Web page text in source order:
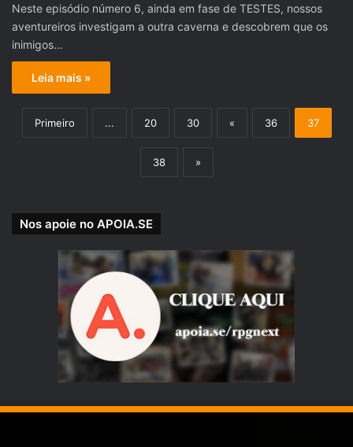
Neste episódio número 6, ainda em fase de TESTES, nossos
aventureiros investigam a outra caverna e descobrem que os
inimigos…
Leia mais »
Primeiro ... 20 30 « 36 37
38 »
Nos apoie no APOIA.SE